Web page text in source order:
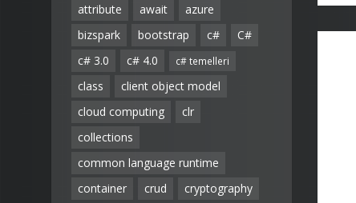
attribute
await
azure
bizspark
bootstrap c#
C#
c# 3.0
c# 4.0 c# temelleri
class
client object model
cloud computing
clr
collections
common language runtime
container
crud
cryptography